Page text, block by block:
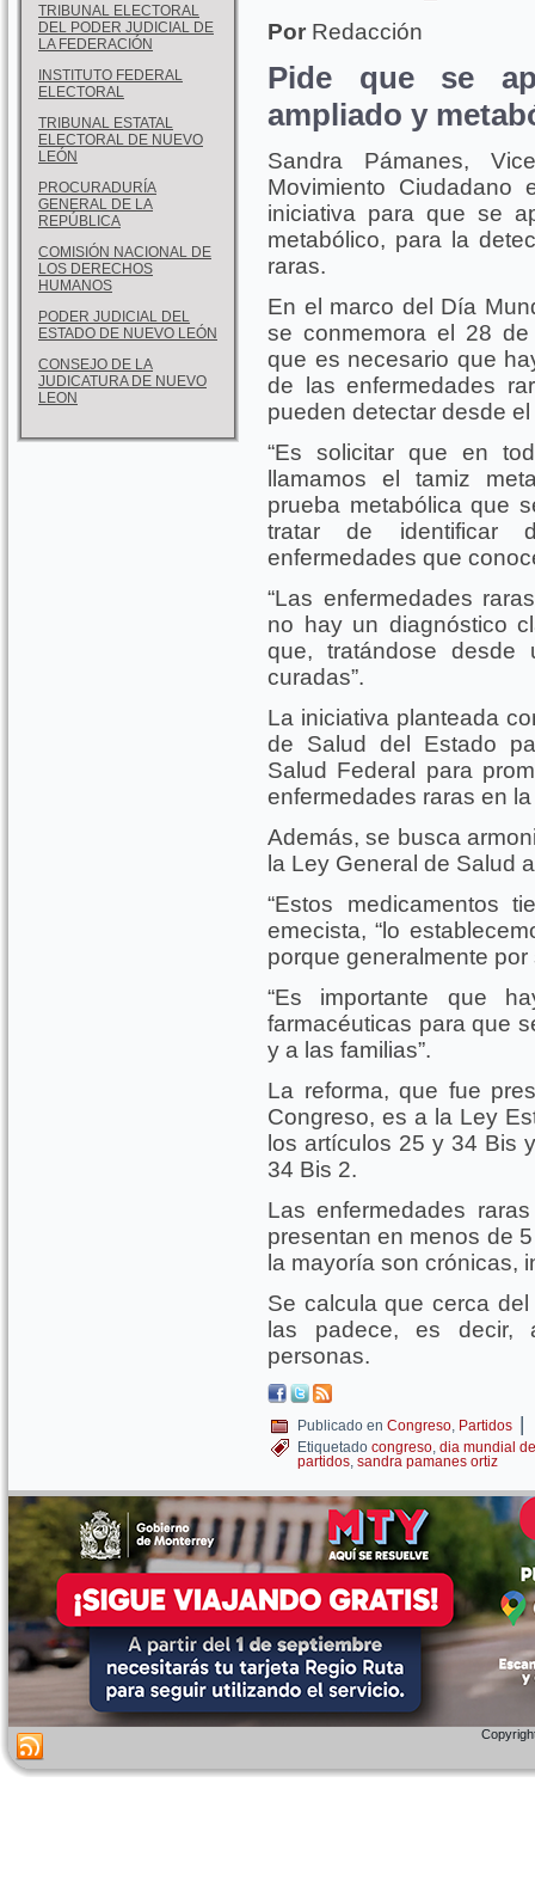
TRIBUNAL ELECTORAL
DEL PODER JUDICIAL DE
LA FEDERACIÓN
INSTITUTO FEDERAL
ELECTORAL
TRIBUNAL ESTATAL
ELECTORAL DE NUEVO
LEÓN
PROCURADURÍA
GENERAL DE LA
REPÚBLICA
COMISIÓN NACIONAL DE
LOS DERECHOS
HUMANOS
PODER JUDICIAL DEL
ESTADO DE NUEVO LEÓN
CONSEJO DE LA
JUDICATURA DE NUEVO
LEON
Por Redacción
Pide que se
ampliado y
Sandra Pámanes,
Movimiento Ciudadano
iniciativa para que se
metabólico, para la
raras.
En el marco del Día
se conmemora el 28
que es necesario que
de las enfermedades
pueden detectar desde
“Es solicitar que en
llamamos el tamiz
prueba metabólica que
tratar de identificar
enfermedades que
“Las enfermedades
no hay un diagnóstico
que, tratándose desde
curadas”.
La iniciativa planteada
de Salud del Estado
Salud Federal para
enfermedades raras en
Además, se busca
la Ley General de Salud
“Estos medicamentos
emecista, “lo
porque generalmente
“Es importante que
farmacéuticas para que
y a las familias”.
La reforma, que fue
Congreso, es a la Ley
los artículos 25 y 34 Bis
34 Bis 2.
Las enfermedades
presentan en menos de
la mayoría son crónicas,
Se calcula que cerca
las padece, es decir,
personas.
Publicado en Congreso, Partidos |
Etiquetado congreso, dia mundial
partidos, sandra pamanes ortiz